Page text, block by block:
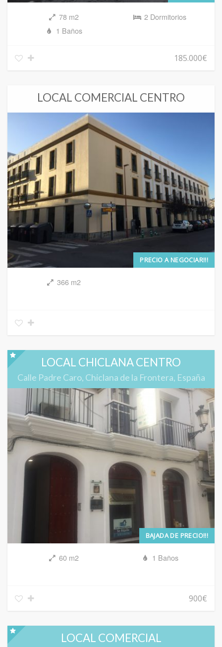
78 m2
2 Dormitorios
1 Baños
185.000€
LOCAL COMERCIAL CENTRO
PRECIO A NEGOCIAR!!!
366 m2
LOCAL CHICLANA CENTRO
Calle Padre Caro, Chiclana de la Frontera, España
BAJADA DE PRECIO!!!
60 m2 1 Baños
900€
LOCAL COMERCIAL